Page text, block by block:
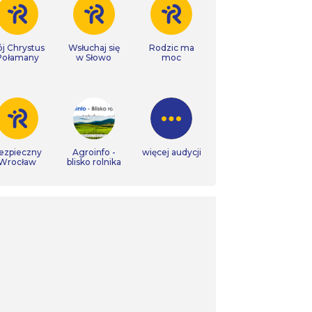
Chrystus
Wsłuchaj się
w Słowo
Rodzic ma
moc
Agroinfo -
blisko rolnika
więcej audycji